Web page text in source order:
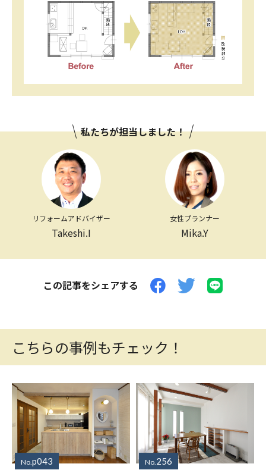
私たちが担当しました！
リフォームアドバイザー
Takeshi.I
女性プランナー
Mika.Y
この記事をシェアする
こちらの事例もチェック！
No. p043 No. 256